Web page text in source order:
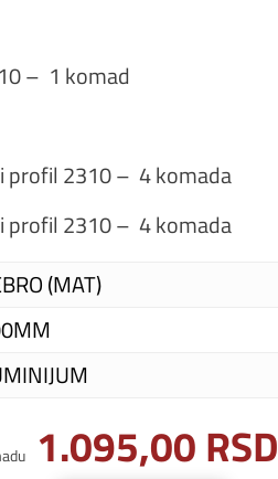
– 1 komad
profil 2310 – 4 komada
profil 2310 – 4 komada
(MAT)
1.095,00RSD